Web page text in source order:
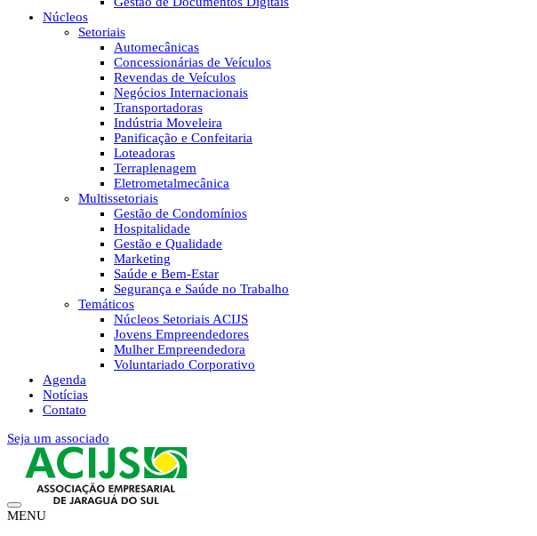
Núcleos
Setoriais
Automecânicas
Concessionárias de Veículos
Revendas de Veículos
Negócios Internacionais
Transportadoras
Indústria Moveleira
Panificação e Confeitaria
Loteadoras
Terraplenagem
Eletrometalmecânica
Multissetoriais
Gestão de Condomínios
Hospitalidade
Gestão e Qualidade
Marketing
Saúde e Bem-Estar
Segurança e Saúde no Trabalho
Temáticos
Núcleos Setoriais ACIJS
Jovens Empreendedores
Mulher Empreendedora
Voluntariado Corporativo
Agenda
Notícias
Contato
Seja um associado
MENU